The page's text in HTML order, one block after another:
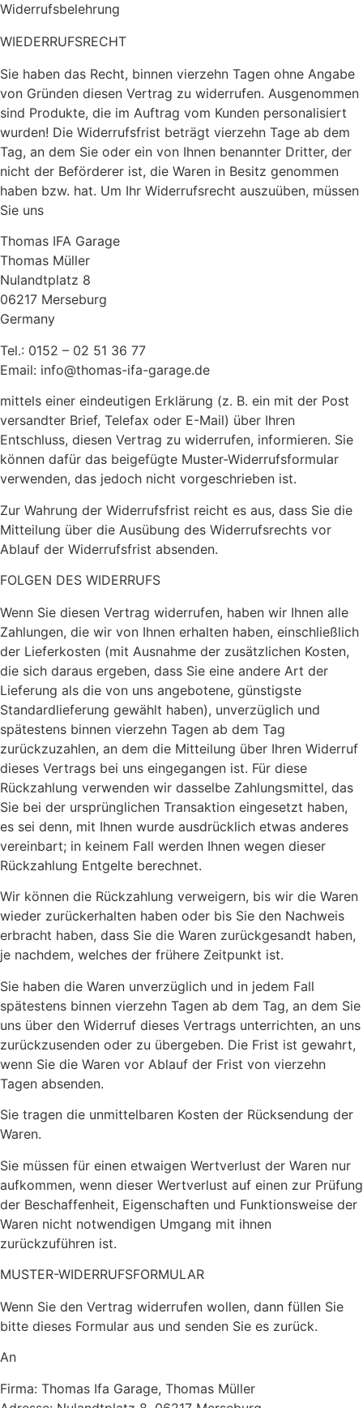
Widerrufsbelehrung
WIEDERRUFSRECHT
Sie haben das Recht, binnen vierzehn Tagen ohne Angabe
von Gründen diesen Vertrag zu widerrufen. Ausgenommen
sind Produkte, die im Auftrag vom Kunden personalisiert
wurden! Die Widerrufsfrist beträgt vierzehn Tage ab dem
Tag, an dem Sie oder ein von Ihnen benannter Dritter, der
nicht der Beförderer ist, die Waren in Besitz genommen
haben bzw. hat. Um Ihr Widerrufsrecht auszuüben, müssen
Sie uns
Thomas IFA Garage
Thomas Müller
Nulandtplatz 8
06217 Merseburg
Germany
Tel.: 0152 – 02 51 36 77
Email: info@thomas-ifa-garage.de
mittels einer eindeutigen Erklärung (z. B. ein mit der Post
versandter Brief, Telefax oder E-Mail) über Ihren
Entschluss, diesen Vertrag zu widerrufen, informieren. Sie
können dafür das beigefügte Muster-Widerrufsformular
verwenden, das jedoch nicht vorgeschrieben ist.
Zur Wahrung der Widerrufsfrist reicht es aus, dass Sie die
Mitteilung über die Ausübung des Widerrufsrechts vor
Ablauf der Widerrufsfrist absenden.
FOLGEN DES WIDERRUFS
Wenn Sie diesen Vertrag widerrufen, haben wir Ihnen alle
Zahlungen, die wir von Ihnen erhalten haben, einschließlich
der Lieferkosten (mit Ausnahme der zusätzlichen Kosten,
die sich daraus ergeben, dass Sie eine andere Art der
Lieferung als die von uns angebotene, günstigste
Standardlieferung gewählt haben), unverzüglich und
spätestens binnen vierzehn Tagen ab dem Tag
zurückzuzahlen, an dem die Mitteilung über Ihren Widerruf
dieses Vertrags bei uns eingegangen ist. Für diese
Rückzahlung verwenden wir dasselbe Zahlungsmittel, das
Sie bei der ursprünglichen Transaktion eingesetzt haben,
es sei denn, mit Ihnen wurde ausdrücklich etwas anderes
vereinbart; in keinem Fall werden Ihnen wegen dieser
Rückzahlung Entgelte berechnet.
Wir können die Rückzahlung verweigern, bis wir die Waren
wieder zurückerhalten haben oder bis Sie den Nachweis
erbracht haben, dass Sie die Waren zurückgesandt haben,
je nachdem, welches der frühere Zeitpunkt ist.
Sie haben die Waren unverzüglich und in jedem Fall
spätestens binnen vierzehn Tagen ab dem Tag, an dem Sie
uns über den Widerruf dieses Vertrags unterrichten, an uns
zurückzusenden oder zu übergeben. Die Frist ist gewahrt,
wenn Sie die Waren vor Ablauf der Frist von vierzehn
Tagen absenden.
Sie tragen die unmittelbaren Kosten der Rücksendung der
Waren.
Sie müssen für einen etwaigen Wertverlust der Waren nur
aufkommen, wenn dieser Wertverlust auf einen zur Prüfung
der Beschaffenheit, Eigenschaften und Funktionsweise der
Waren nicht notwendigen Umgang mit ihnen
zurückzuführen ist.
MUSTER-WIDERRUFSFORMULAR
Wenn Sie den Vertrag widerrufen wollen, dann füllen Sie
bitte dieses Formular aus und senden Sie es zurück.
An
Firma: Thomas Ifa Garage, Thomas Müller